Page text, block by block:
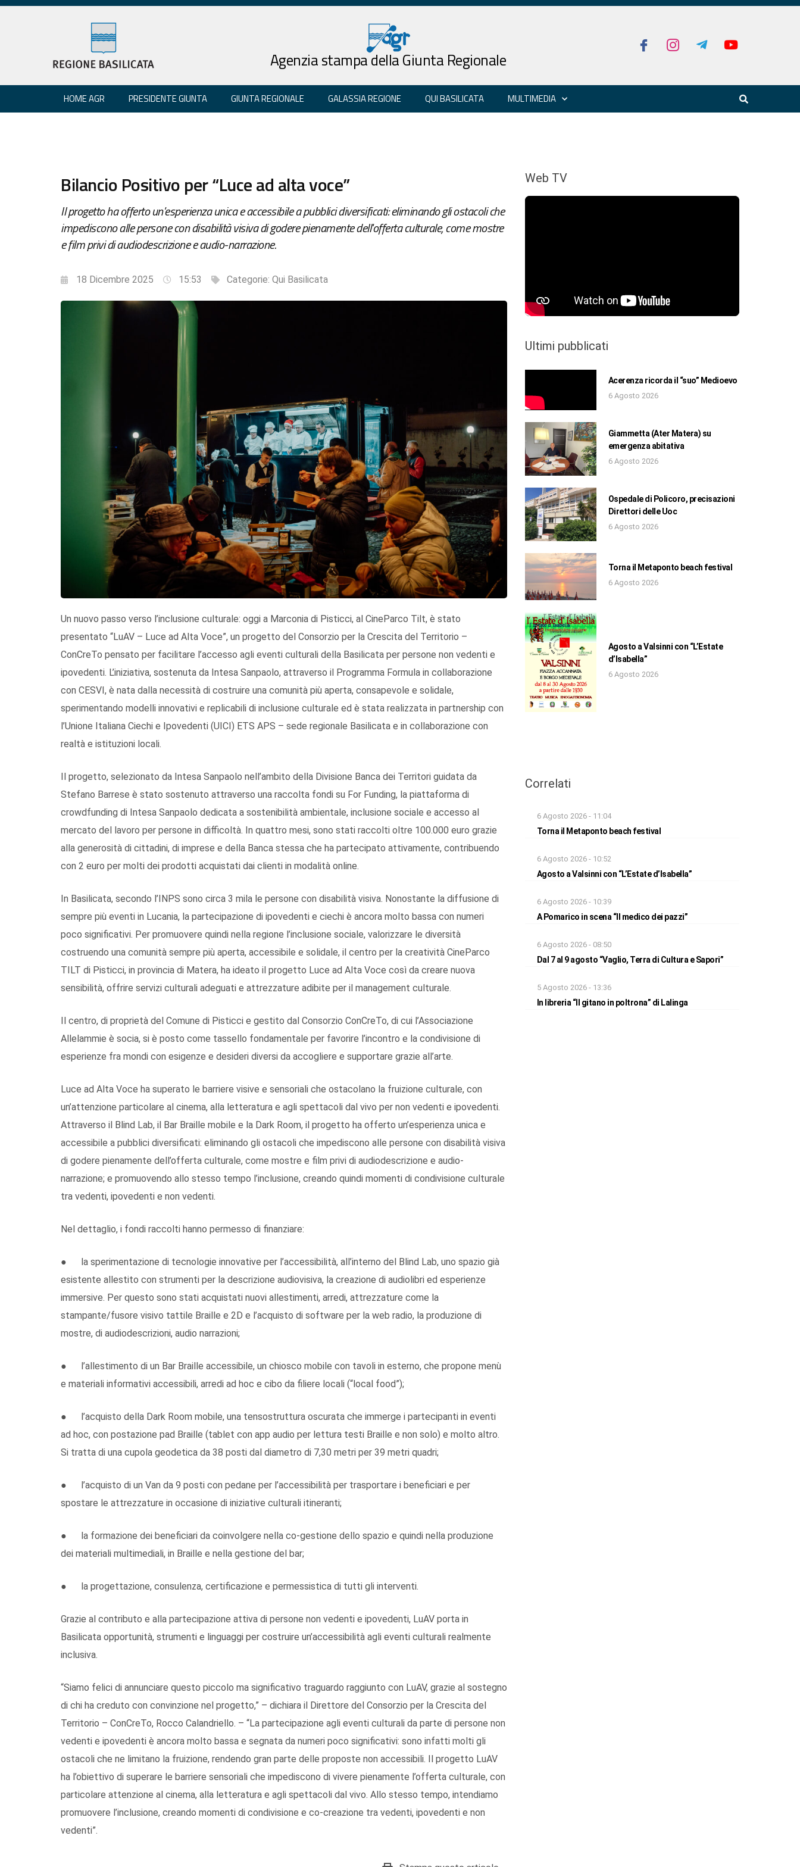
Agenzia stampa della Giunta Regionale
HOME AGR PRESIDENTE GIUNTA GIUNTA REGIONALE GALASSIA REGIONE QUI BASILICATA MULTIMEDIA
Bilancio Positivo per “Luce ad alta voce”
Il progetto ha offerto un'esperienza unica e accessibile a pubblici diversificati: eliminando gli ostacoli che
impediscono alle persone con disabilità visiva di godere pienamente dell'offerta culturale, come mostre
e film privi di audiodescrizione e audio-narrazione.
18 Dicembre 2025 15:53 Categorie: Qui Basilicata
Un nuovo passo verso l’inclusione culturale: oggi a Marconia di Pisticci, al CineParco Tilt, è stato
presentato “LuAV – Luce ad Alta Voce”, un progetto del Consorzio per la Crescita del Territorio –
ConCreTo pensato per facilitare l’accesso agli eventi culturali della Basilicata per persone non vedenti e
ipovedenti. L’iniziativa, sostenuta da Intesa Sanpaolo, attraverso il Programma Formula in collaborazione
con CESVI, è nata dalla necessità di costruire una comunità più aperta, consapevole e solidale,
sperimentando modelli innovativi e replicabili di inclusione culturale ed è stata realizzata in partnership con
l’Unione Italiana Ciechi e Ipovedenti (UICI) ETS APS – sede regionale Basilicata e in collaborazione con
realtà e istituzioni locali.
Il progetto, selezionato da Intesa Sanpaolo nell’ambito della Divisione Banca dei Territori guidata da
Stefano Barrese è stato sostenuto attraverso una raccolta fondi su For Funding, la piattaforma di
crowdfunding di Intesa Sanpaolo dedicata a sostenibilità ambientale, inclusione sociale e accesso al
mercato del lavoro per persone in difficoltà. In quattro mesi, sono stati raccolti oltre 100.000 euro grazie
alla generosità di cittadini, di imprese e della Banca stessa che ha partecipato attivamente, contribuendo
con 2 euro per molti dei prodotti acquistati dai clienti in modalità online.
In Basilicata, secondo l’INPS sono circa 3 mila le persone con disabilità visiva. Nonostante la diffusione di
sempre più eventi in Lucania, la partecipazione di ipovedenti e ciechi è ancora molto bassa con numeri
poco significativi. Per promuovere quindi nella regione l’inclusione sociale, valorizzare le diversità
costruendo una comunità sempre più aperta, accessibile e solidale, il centro per la creatività CineParco
TILT di Pisticci, in provincia di Matera, ha ideato il progetto Luce ad Alta Voce così da creare nuova
sensibilità, offrire servizi culturali adeguati e attrezzature adibite per il management culturale.
Il centro, di proprietà del Comune di Pisticci e gestito dal Consorzio ConCreTo, di cui l’Associazione
Allelammie è socia, si è posto come tassello fondamentale per favorire l’incontro e la condivisione di
esperienze fra mondi con esigenze e desideri diversi da accogliere e supportare grazie all’arte.
Luce ad Alta Voce ha superato le barriere visive e sensoriali che ostacolano la fruizione culturale, con
un’attenzione particolare al cinema, alla letteratura e agli spettacoli dal vivo per non vedenti e ipovedenti.
Attraverso il Blind Lab, il Bar Braille mobile e la Dark Room, il progetto ha offerto un’esperienza unica e
accessibile a pubblici diversificati: eliminando gli ostacoli che impediscono alle persone con disabilità visiva
di godere pienamente dell’offerta culturale, come mostre e film privi di audiodescrizione e audio-
narrazione; e promuovendo allo stesso tempo l’inclusione, creando quindi momenti di condivisione culturale
tra vedenti, ipovedenti e non vedenti.
Nel dettaglio, i fondi raccolti hanno permesso di finanziare:
● la sperimentazione di tecnologie innovative per l’accessibilità, all’interno del Blind Lab, uno spazio già
esistente allestito con strumenti per la descrizione audiovisiva, la creazione di audiolibri ed esperienze
immersive. Per questo sono stati acquistati nuovi allestimenti, arredi, attrezzature come la
stampante/fusore visivo tattile Braille e 2D e l’acquisto di software per la web radio, la produzione di
mostre, di audiodescrizioni, audio narrazioni;
● l’allestimento di un Bar Braille accessibile, un chiosco mobile con tavoli in esterno, che propone menù
e materiali informativi accessibili, arredi ad hoc e cibo da filiere locali (“local food”);
● l’acquisto della Dark Room mobile, una tensostruttura oscurata che immerge i partecipanti in eventi
ad hoc, con postazione pad Braille (tablet con app audio per lettura testi Braille e non solo) e molto altro.
Si tratta di una cupola geodetica da 38 posti dal diametro di 7,30 metri per 39 metri quadri;
● l’acquisto di un Van da 9 posti con pedane per l’accessibilità per trasportare i beneficiari e per
spostare le attrezzature in occasione di iniziative culturali itineranti;
● la formazione dei beneficiari da coinvolgere nella co-gestione dello spazio e quindi nella produzione
dei materiali multimediali, in Braille e nella gestione del bar;
● la progettazione, consulenza, certificazione e permessistica di tutti gli interventi.
Grazie al contributo e alla partecipazione attiva di persone non vedenti e ipovedenti, LuAV porta in
Basilicata opportunità, strumenti e linguaggi per costruire un’accessibilità agli eventi culturali realmente
inclusiva.
“Siamo felici di annunciare questo piccolo ma significativo traguardo raggiunto con LuAV, grazie al sostegno
di chi ha creduto con convinzione nel progetto,” – dichiara il Direttore del Consorzio per la Crescita del
Territorio – ConCreTo, Rocco Calandriello. – “La partecipazione agli eventi culturali da parte di persone non
vedenti e ipovedenti è ancora molto bassa e segnata da numeri poco significativi: sono infatti molti gli
ostacoli che ne limitano la fruizione, rendendo gran parte delle proposte non accessibili. Il progetto LuAV
ha l’obiettivo di superare le barriere sensoriali che impediscono di vivere pienamente l’offerta culturale, con
particolare attenzione al cinema, alla letteratura e agli spettacoli dal vivo. Allo stesso tempo, intendiamo
promuovere l’inclusione, creando momenti di condivisione e co-creazione tra vedenti, ipovedenti e non
vedenti”.
Web TV
Ultimi pubblicati
Acerenza ricorda il “suo” Medioevo
6 Agosto 2026
Giammetta (Ater Matera) su
emergenza abitativa
6 Agosto 2026
Ospedale di Policoro, precisazioni
Direttori delle Uoc
6 Agosto 2026
Torna il Metaponto beach festival
6 Agosto 2026
Agosto a Valsinni con “L’Estate
d’Isabella”
6 Agosto 2026
Correlati
6 Agosto 2026 - 11:04
Torna il Metaponto beach festival
6 Agosto 2026 - 10:52
Agosto a Valsinni con “L’Estate d’Isabella”
6 Agosto 2026 - 10:39
A Pomarico in scena “Il medico dei pazzi”
6 Agosto 2026 - 08:50
Dal 7 al 9 agosto “Vaglio, Terra di Cultura e Sapori”
5 Agosto 2026 - 13:36
In libreria “Il gitano in poltrona” di Lalinga